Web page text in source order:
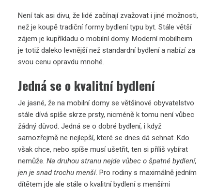
Není tak asi divu, že lidé začínají zvažovat i jiné možnosti,
než je koupě tradiční formy bydlení typu byt. Stále větší
zájem je kupříkladu o mobilní domy. Modernímobilheim
je totiž daleko levnější než standardní bydlení a nabízí za
svou cenu opravdu mnohé.
Jedná se o kvalitní bydlení
Je jasné, že na mobilní domy se většinové obyvatelstvo
stále dívá spíše skrze prsty, nicméně k tomu není vůbec
žádný důvod. Jedná se o dobré bydlení, i když
samozřejmě ne nejlepší, které se dnes dá sehnat. Kdo
však chce, nebo spíše musí ušetřit, ten si příliš vybírat
nemůže.Na druhou stranu nejde vůbec o špatné bydlení,
jen je snad trochu menší. Pro rodiny s maximálně jedním
dítětem jde ale stále o kvalitní bydlení s menšími